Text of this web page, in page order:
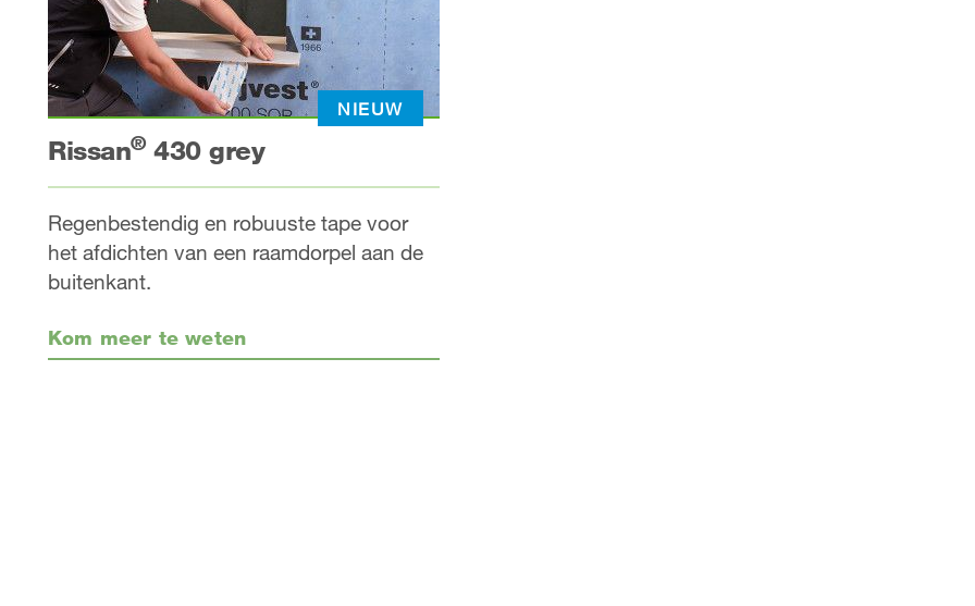
NIEUW
Rissan®430 grey
Regenbestendig en robuuste tape voor
het afdichten van een raamdorpel aan de
buitenkant.
Kom meer te weten